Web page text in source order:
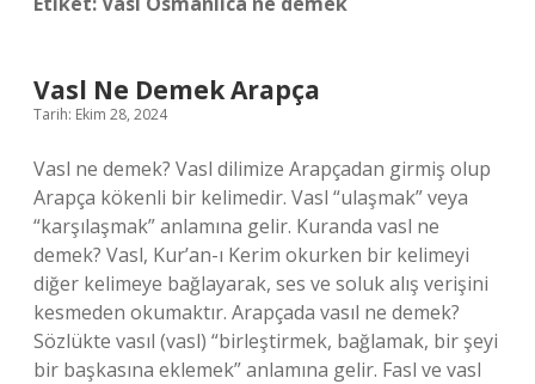
Vasl Ne Demek Arapça
Tarih: Ekim 28, 2024
Vasl ne demek? Vasl dilimize Arapçadan girmiş olup
Arapça kökenli bir kelimedir. Vasl “ulaşmak” veya
“karşılaşmak” anlamına gelir. Kuranda vasl ne
demek? Vasl, Kur’an-ı Kerim okurken bir kelimeyi
diğer kelimeye bağlayarak, ses ve soluk alış verişini
kesmeden okumaktır. Arapçada vasıl ne demek?
Sözlükte vasıl (vasl) “birleştirmek, bağlamak, bir şeyi
bir başkasına eklemek” anlamına gelir. Fasl ve vasl